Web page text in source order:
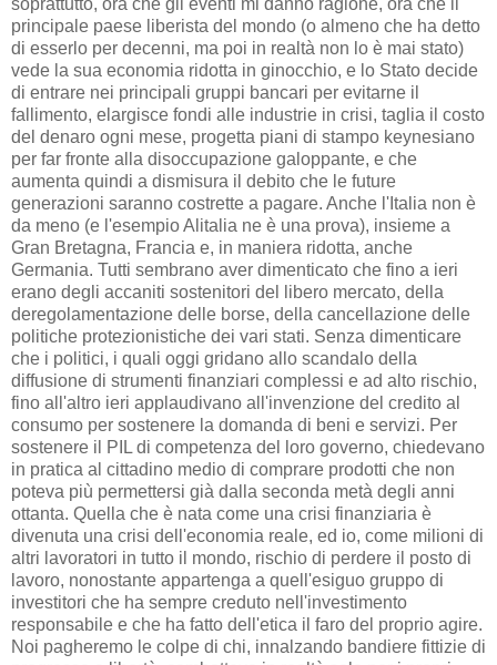
principale paese liberista del mondo (o almeno che ha detto
di esserlo per decenni, ma poi in realtà non lo è mai stato)
vede la sua economia ridotta in ginocchio, e lo Stato decide
di entrare nei principali gruppi bancari per evitarne il
fallimento, elargisce fondi alle industrie in crisi, taglia il costo
del denaro ogni mese, progetta piani di stampo keynesiano
per far fronte alla disoccupazione galoppante, e che
aumenta quindi a dismisura il debito che le future
generazioni saranno costrette a pagare. Anche l'Italia non è
da meno (e l'esempio Alitalia ne è una prova), insieme a
Gran Bretagna, Francia e, in maniera ridotta, anche
Germania. Tutti sembrano aver dimenticato che fino a ieri
erano degli accaniti sostenitori del libero mercato, della
deregolamentazione delle borse, della cancellazione delle
politiche protezionistiche dei vari stati. Senza dimenticare
che i politici, i quali oggi gridano allo scandalo della
diffusione di strumenti finanziari complessi e ad alto rischio,
fino all'altro ieri applaudivano all'invenzione del credito al
consumo per sostenere la domanda di beni e servizi. Per
sostenere il PIL di competenza del loro governo, chiedevano
in pratica al cittadino medio di comprare prodotti che non
poteva più permettersi già dalla seconda metà degli anni
ottanta. Quella che è nata come una crisi finanziaria è
divenuta una crisi dell'economia reale, ed io, come milioni di
altri lavoratori in tutto il mondo, rischio di perdere il posto di
lavoro, nonostante appartenga a quell'esiguo gruppo di
investitori che ha sempre creduto nell'investimento
responsabile e che ha fatto dell'etica il faro del proprio agire.
Noi pagheremo le colpe di chi, innalzando bandiere fittizie di